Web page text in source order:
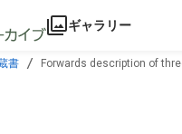
ギャラリー
書
Forwards description of